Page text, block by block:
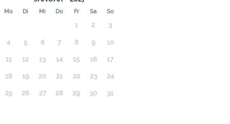
Mo Di Mi Do Fr Sa So
1 2 3
4 5 6 7 8 9 10
11 12 13 14 15 16 17
18 19 20 21 22 23 24
25 26 27 28 29 30 31